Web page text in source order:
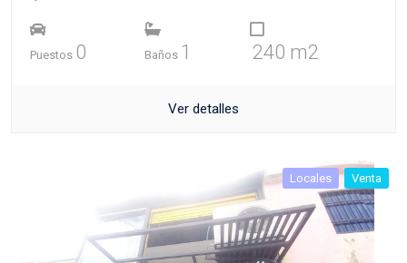
Puestos 0 Baños 1 240 m2
Ver detalles
Locales Venta